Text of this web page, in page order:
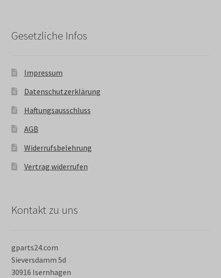
Gesetzliche Infos
Impressum
Datenschutzerklärung
Haftungsausschluss
AGB
Widerrufsbelehrung
Vertrag widerrufen
Kontakt zu uns
gparts24.com
Sieversdamm 5d
30916 Isernhagen